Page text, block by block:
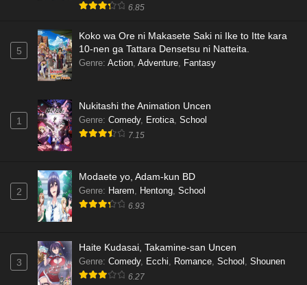
6.85
5
Koko wa Ore ni Makasete Saki ni Ike to Itte kara
10-nen ga Tattara Densetsu ni Natteita.
Genre: Action Adventure Fantasy
1
Nukitashi the Animation Uncen
Genre: Comedy, Erotica School
7.15
2
Modaete yo, Adam-kun BD
Genre: Harem Hentong School
6.93
3
Haite Kudasai, Takamine-san Uncen
Genre: Comedy, Ecchi Romance School Shounen
6.27